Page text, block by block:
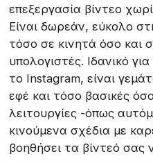
επεξεργασία βίντεο
Είναι δωρεάν, εύκολο
τόσο σε κινητά όσο και
υπολογιστές. Ιδανικό
το Instagram, είναι
εφέ και τόσο βασικές
λειτουργίες -όπως
κινούμενα σχέδια με
βοηθήσει τα βίντεό σας